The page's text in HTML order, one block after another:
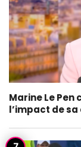
Marine Le
l’impact de